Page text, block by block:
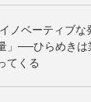
イノベーティブな
」──ひらめきは
てくる